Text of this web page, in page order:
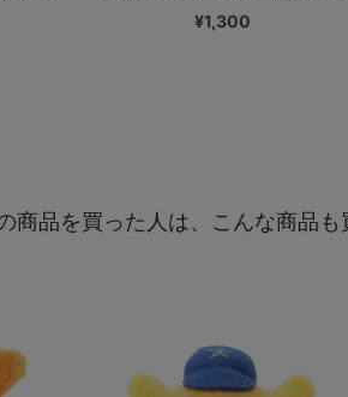
¥1,300
商品を買った人は、こんな商品も